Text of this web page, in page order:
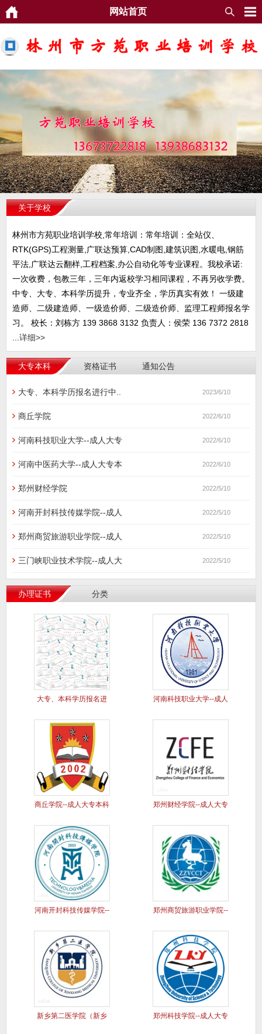
网站首页
关于学校
林州市方苑职业培训学校,常年培训：常年培训：全站仪、
RTK(GPS)工程测量,广联达预算,CAD制图,建筑识图,水暖电,钢筋
平法,广联达云翻样,工程档案,办公自动化等专业课程。我校承诺:
一次收费，包教三年，三年内返校学习相同课程，不再另收学费。
中专、大专、本科学历提升，专业齐全，学历真实有效！ 一级建
造师、二级建造师、一级造价师、二级造价师、监理工程师报名学
习。 校长：刘栋方 139 3868 3132 负责人：侯荣 136 7372 2818
...详细>>
大专本科 资格证书 通知公告
大专、本科学历报名进行中.. 2023/6/10
商丘学院 2022/6/10
河南科技职业大学--成人大专 2022/6/10
河南中医药大学--成人大专本 2022/6/10
郑州财经学院 2022/5/10
河南开封科技传媒学院--成人 2022/5/10
郑州商贸旅游职业学院--成人 2022/5/10
三门峡职业技术学院--成人大 2022/5/10
办理证书 分类
大专、本科学历报名进 河南科技职业大学--成人
商丘学院--成人大专本科 郑州财经学院--成人大专
河南开封科技传媒学院-- 郑州商贸旅游职业学院--
新乡第二医学院（新乡 郑州科技学院--成人大专